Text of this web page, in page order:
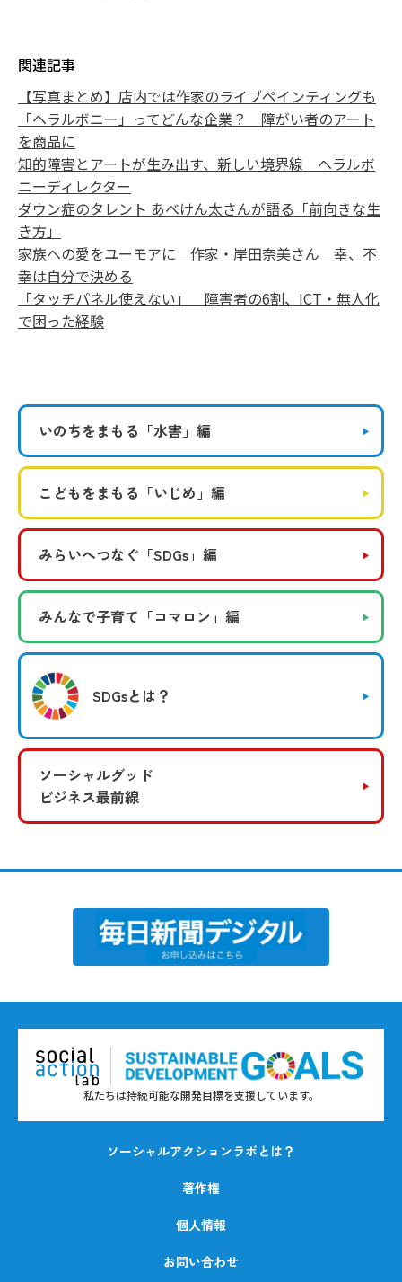
関連記事
【写真まとめ】店内では作家のライブペインティングも
「ヘラルボニー」ってどんな企業？ 障がい者のアート
を商品に
知的障害とアートが生み出す、新しい境界線 ヘラルボ
ニーディレクター
ダウン症のタレント あべけん太さんが語る「前向きな生
き方」
家族への愛をユーモアに 作家・岸田奈美さん 幸、不
幸は自分で決める
「タッチパネル使えない」 障害者の6割、ICT・無人化
で困った経験
いのちをまもる 「水害」編
こどもをまもる 「いじめ」編
みらいへつなぐ 「SDGs」編
みんなで子育て 「コマロン」編
SDGsとは？
ソーシャルグッド
ビジネス最前線
私たちは持続可能な開発目標を支援しています。
ソーシャルアクションラボとは？
著作権
個人情報
お問い合わせ